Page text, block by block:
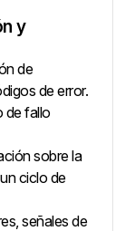
y
de
de error.
de fallo
sobre la
ciclo de
señales de